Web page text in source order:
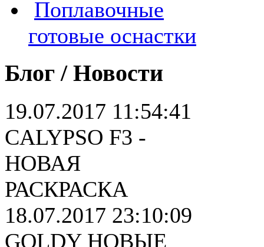
Поплавочные
готовые оснастки
Блог / Новости
19.07.2017 11:54:41
CALYPSO F3 -
НОВАЯ
РАСКРАСКА
18.07.2017 23:10:09
GOLDY НОВЫЕ